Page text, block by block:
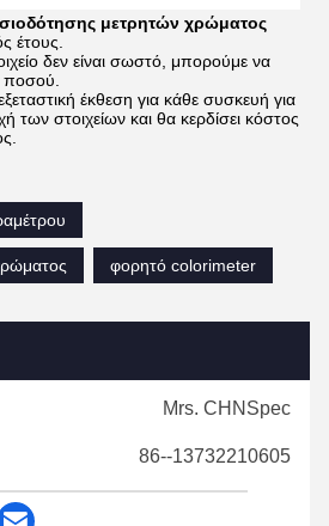
μετρητών χρώματος
έτους.
δεν είναι σωστό, μπορούμε να
ποσού.
έκθεση για κάθε συσκευή για
των στοιχείων και θα κερδίσει κόστος
φορητό colorimeter
Mrs. CHNSpec
86--13732210605